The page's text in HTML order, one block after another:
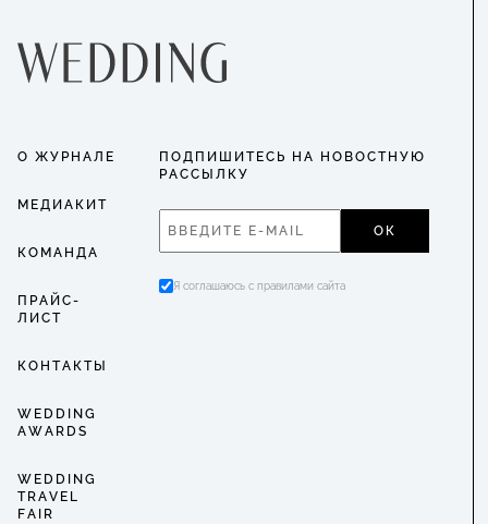
О ЖУРНАЛЕ
МЕДИАКИТ
КОМАНДА
ПРАЙС-
ЛИСТ
КОНТАКТЫ
WEDDING
AWARDS
WEDDING
TRAVEL
FAIR
ПОДПИШИТЕСЬ НА НОВОСТНУЮ
РАССЫЛКУ
ОК
Я соглашаюсь с правилами сайта